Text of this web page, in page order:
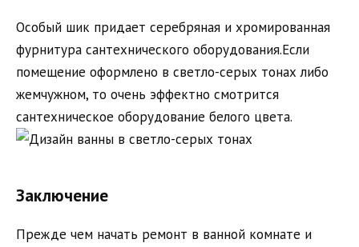
Особый шик придает серебряная и хромированная
фурнитура сантехнического оборудования.Если
помещение оформлено в светло-серых тонах либо
жемчужном, то очень эффектно смотрится
сантехническое оборудование белого цвета.
Заключение
Прежде чем начать ремонт в ванной комнате и